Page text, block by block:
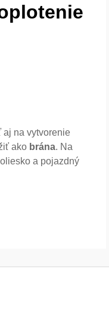
aj na vytvorenie
ako brána. Na
a pojazdný